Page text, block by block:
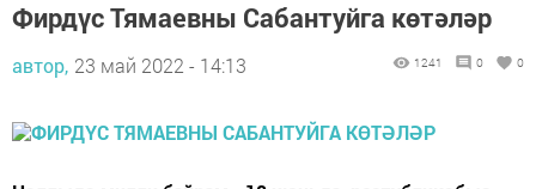
Фирдүс Тямаевны Сабантуйга көтәләр
автор, 23 май 2022 - 14:13 1241 0 0